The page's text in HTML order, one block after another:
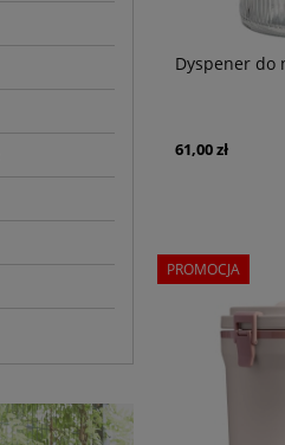
Dyspener do
61,00 zł
PROMOCJA